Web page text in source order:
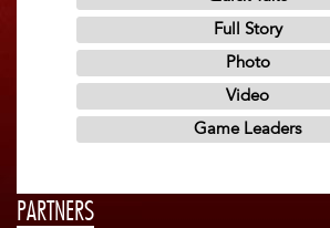
PARTNERS